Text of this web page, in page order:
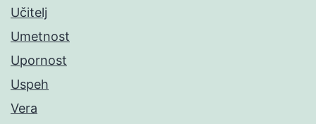
Učitelj
Umetnost
Upornost
Uspeh
Vera